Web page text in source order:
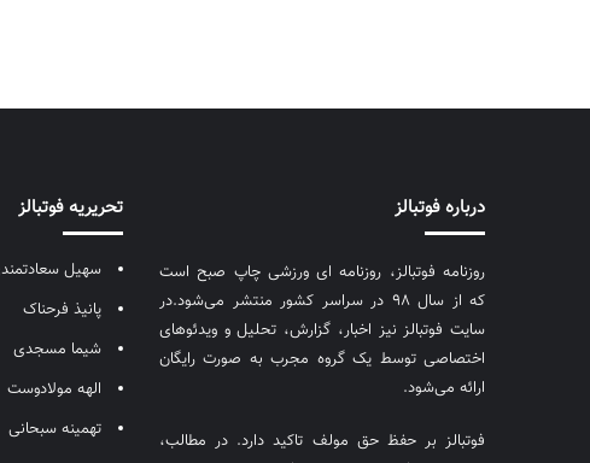
درباره فوتبالز
روزنامه فوتبالز، روزنامه ای ورزشی چاپ صبح است
که از سال ۹۸ در سراسر کشور منتشر می‌شود.در
سایت فوتبالز نیز اخبار، گزارش، تحلیل و ویدئوهای
اختصاصی توسط یک گروه مجرب به صورت رایگان
ارائه می‌شود.
فوتبالز بر حفظ حق مولف تاکید دارد. در مطالب،
تحریریه فوتبالز
سهیل
پانیذ فرحناک
شیما مسجدی
الهه مولادوست
تهمینه سبحانی